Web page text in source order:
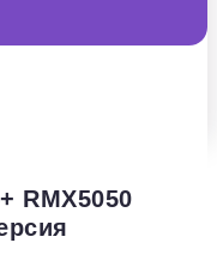
RMX5050